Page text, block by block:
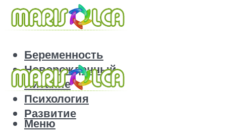
Беременность
Новорожденный
Питание
Психология
Развитие
Меню